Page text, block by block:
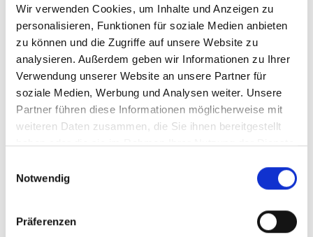
Wir verwenden Cookies, um Inhalte und Anzeigen zu
personalisieren, Funktionen für soziale Medien anbieten
zu können und die Zugriffe auf unsere Website zu
analysieren. Außerdem geben wir Informationen zu Ihrer
Verwendung unserer Website an unsere Partner für
soziale Medien, Werbung und Analysen weiter. Unsere
Partner führen diese Informationen möglicherweise mit
weiteren Daten zusammen, die Sie ihnen bereitgestellt
haben oder die sie im Rahmen Ihrer Nutzung der Dienste
Notwendig
Präferenzen
Karrierehindernis oder persönliche Belastung angesehen
wird und es zum Schwangerschaftsabbruch immer eine
konkret mögliche Alternative gibt“.
Nach der Einarbeitung und Abstimmung über Änderungen
wurde die Stellungnahme gegen Legalisierung von
Abtreibung mit einer breiten Mehrheit beschlossen.
Zur Stellungnahme
Text: Noah Walczuch/mk